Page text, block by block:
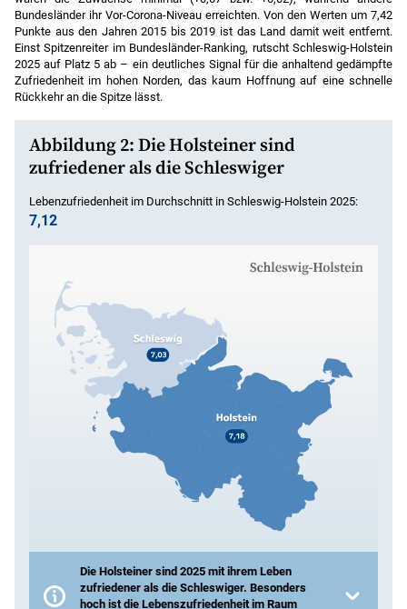
Quellen: IfD Allensbach 2015 bis 2017, Glücksatlas-
Datenbank 2015 bis 2025; eigene Berechnungen.
Bundesländer ihr Vor-Corona-Niveau erreichten. Von den Werten um 7,42
Punkte aus den Jahren 2015 bis 2019 ist das Land damit weit entfernt.
Einst Spitzenreiter im Bundesländer-Ranking, rutscht Schleswig-Holstein
2025 auf Platz 5 ab – ein deutliches Signal für die anhaltend gedämpfte
Zufriedenheit im hohen Norden, das kaum Hoffnung auf eine schnelle
Rückkehr an die Spitze lässt.
Abbildung 2: Die Holsteiner sind
zufriedener als die Schleswiger
Die Holsteiner sind 2025 mit ihrem Leben
zufriedener als die Schleswiger. Besonders
hoch ist die Lebenszufriedenheit im Raum
Lebenzufriedenheit im Durchschnitt in Schleswig-Holstein 2025:
7,12